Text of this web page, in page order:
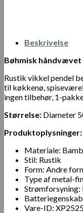
Beskrivelse
Bøhmisk
Rustik vikkel pendel
til køkkenø,
ingen tilbehør, 1-
Størrelse: Diameter
Produktoplysninger:
Materiale:
Stil: Rustik
Form: Andre
Type af metal-
Vare-ID: